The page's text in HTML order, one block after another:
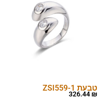
טבעת ZSI559-1
326.44₪